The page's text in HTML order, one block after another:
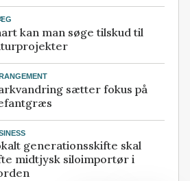
kan man søge tilskud til
sætter fokus på
generationsskifte skal
midtjysk siloimportør i